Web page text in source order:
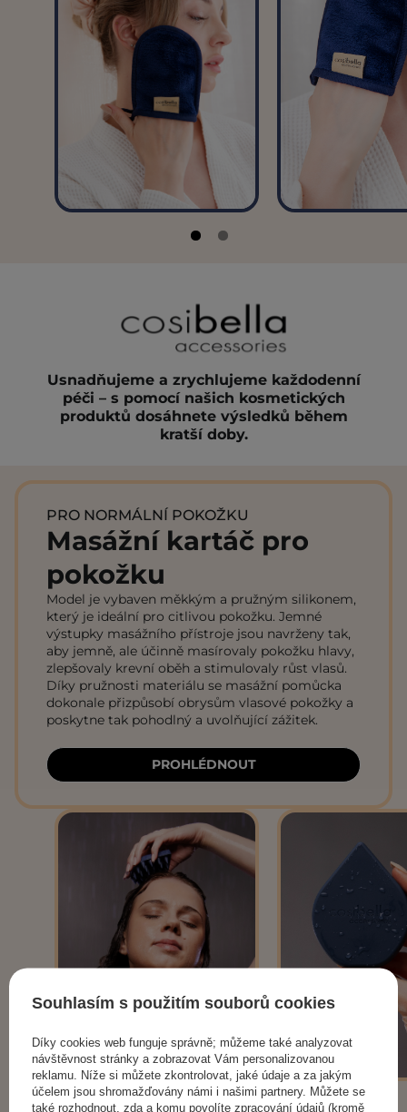
Usnadňujeme a zrychlujeme každodenní
péči – s pomocí našich kosmetických
produktů dosáhnete výsledků během
kratší doby.
PRO NORMÁLNÍ POKOŽKU
Masážní kartáč pro
pokožku
Model je vybaven měkkým a pružným silikonem,
který je ideální pro citlivou pokožku. Jemné
výstupky masážního přístroje jsou navrženy tak,
aby jemně, ale účinně masírovaly pokožku hlavy,
zlepšovaly krevní oběh a stimulovaly růst vlasů.
Díky pružnosti materiálu se masážní pomůcka
dokonale přizpůsobí obrysům vlasové pokožky a
poskytne tak pohodlný a uvolňující zážitek.
PROHLÉDNOUT
Souhlasím s použitím souborů cookies
Díky cookies web funguje správně; můžeme také analyzovat
návštěvnost stránky a zobrazovat Vám personalizovanou
reklamu. Níže si můžete zkontrolovat, jaké údaje a za jakým
účelem jsou shromažďovány námi i našimi partnery. Můžete se
také rozhodnout, zda a komu povolíte zpracování údajů (kromě